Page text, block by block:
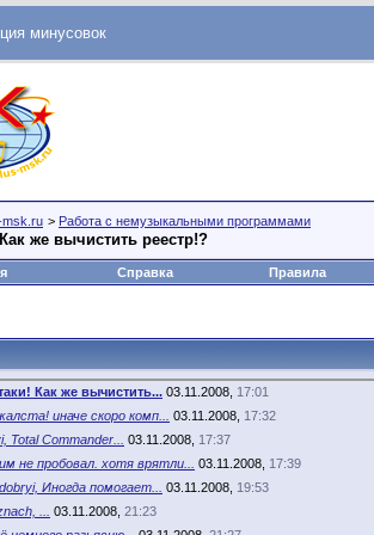
минусовок
> Работа с немузыкальными программами
же вычистить реестр!?
Справка Правила
Как же вычистить... 03.11.2008, 17:01
иначе скоро комп... 03.11.2008, 17:32
Total Commander... 03.11.2008, 17:37
не пробовал. хотя врятли... 03.11.2008, 17:39
Иногда помогает... 03.11.2008, 19:53
... 03.11.2008, 21:23